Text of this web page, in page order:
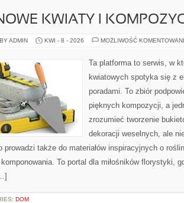
KWIATY I
ADMIN KWI - 8 - 2026 MOŻLIWOŚĆ
Ta platforma to serwis, w
kwiatowych spotyka się z
poradami. To zbiór
pięknych kompozycji, a
zrozumieć tworzenie
dekoracji weselnych, ale
prowadzi także do materiałów inspiracyjnych o
To portal dla miłośników florystyki,
DOM